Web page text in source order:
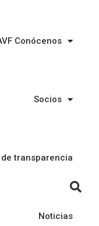
Conócenos
Socios
transparencia
Noticias